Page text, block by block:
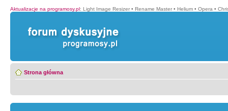
Aktualizacje na programosy.pl: Light Image Resizer • Rename Master • Helium • Opera •
Strona główna